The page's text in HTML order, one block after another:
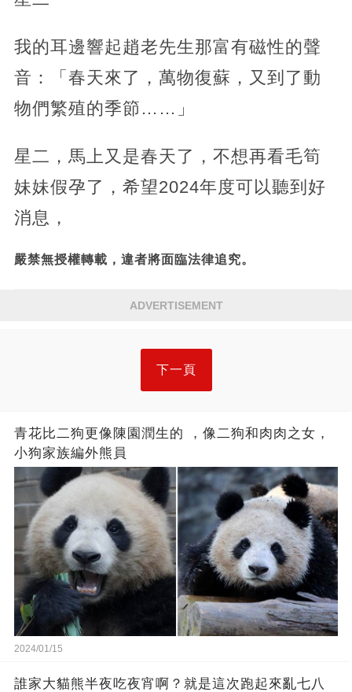
我的耳邊響起趙老先生那富有磁性的聲
音：「春天來了，萬物復蘇，又到了動
物們繁殖的季節……」
星二，馬上又是春天了，不想再看毛筍
妹妹假孕了，希望2024年度可以聽到好
消息，
嚴禁無授權轉載，違者將面臨法律追究。
ADVERTISEMENT
下一頁
青花比二狗更像陳園潤生的 ​​，像二狗和肉肉之女，
小狗家族編外熊員
2024/01/15
誰家大貓熊半夜吃夜宵啊？就是這次跑起來亂七八